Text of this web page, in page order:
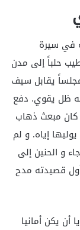
في سيرة
حلباً إلى مدن
يقابل سيف
ظل يقوي. دفع
كان مبعث ذهاب
إياه. و لم
و الحنين إلى
قصيدته مدح
يكن أمانيا